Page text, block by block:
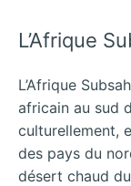
L’Afrique
L’Afrique
africain au sud
culturellement,
des pays du
désert chaud